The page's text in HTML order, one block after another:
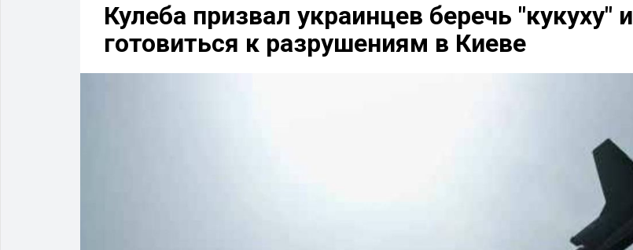
Кулеба призвал украинцев беречь "кукуху" и
готовиться к разрушениям в Киеве